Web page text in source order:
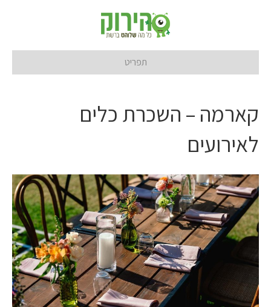
תפריט
קארמה – השכרת כלים
לאירועים